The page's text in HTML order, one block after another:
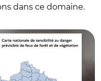
dans ce domaine.
des risques.